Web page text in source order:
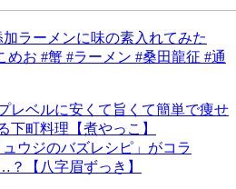
ラーメンに味の素入れてみた
めお #蟹 #ラーメン #桑田龍征 #通
レベルに安くて旨くて簡単で痩せ
下町料理【煮やっこ】
ウジのバズレシピ」がコラ
【八字眉ずっき】